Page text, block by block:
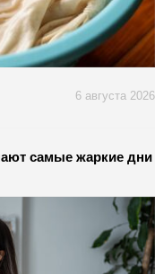
6 августа 2026
самые жаркие дни